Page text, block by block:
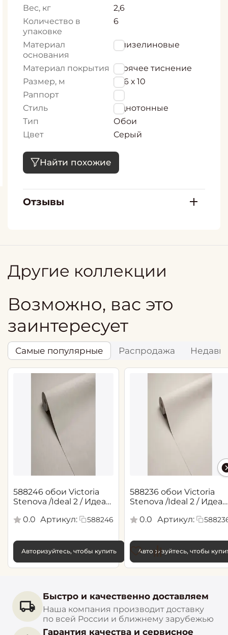
Вес, кг
2,6
Количество в
упаковке
6
Материал
основания
Флизелиновые
Материал покрытия горячее тиснение
Размер, м
1,06 х 10
Раппорт
0
Стиль
Однотонные
Тип
Обои
Цвет
Серый
Найти похожие
Отзывы
Другие коллекции
Возможно, вас это
заинтересует
Самые популярные Распродажа
588246 обои Victoria
Stenova /Ideal 2 / Идеал
0.0 Артикул: 588246
Авторизуйтесь, чтобы купить
588236 обои Victoria
Stenova /Ideal 2 / Идеал
0.0
Артикул:
Авторизуйтесь, чтобы
Быстро и качественно доставляем
Наша компания производит доставку
по всей России и ближнему зарубежью
Гарантия качества и сервисное